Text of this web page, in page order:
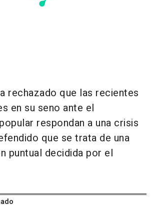
rechazado que las recientes
en su seno ante el
respondan a una crisis
que se trata de una
puntual decidida por el